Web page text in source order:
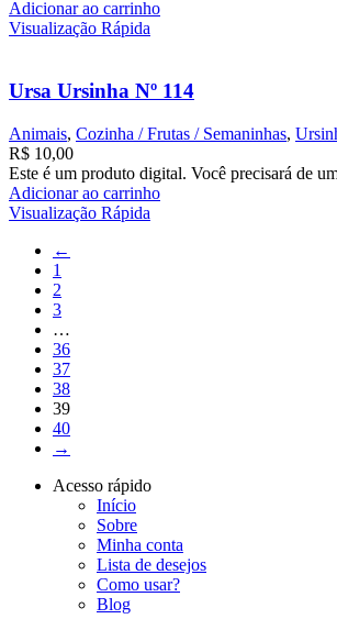
Adicionar ao carrinho
Visualização Rápida
Ursa Ursinha Nº 114
Animais, Cozinha / Frutas / Semaninhas,
R$ 10,00
Este é um produto digital. Você precisará de
Adicionar ao carrinho
Visualização Rápida
←
1
2
3
…
36
37
38
39
40
→
Acesso rápido
Início
Sobre
Minha conta
Lista de desejos
Como usar?
Blog